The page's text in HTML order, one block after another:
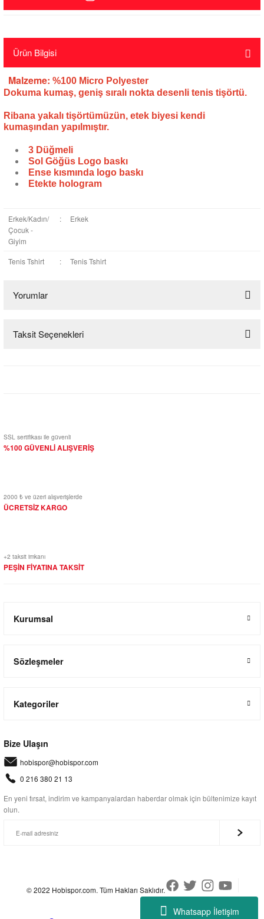
Whatsapp İletişim
Ürün Bilgisi
Malzeme: %100 Micro Polyester
Dokuma kumaş, geniş sıralı nokta desenli tenis tişörtü.
Ribana yakalı tişörtümüzün, etek biyesi kendi
kumaşından yapılmıştır.
3 Düğmeli
Sol Göğüs Logo baskı
Ense kısmında logo baskı
Etekte hologram
Erkek/Kadın/
Çocuk -
Giyim
: Erkek
Tenis Tshirt : Tenis Tshirt
Yorumlar
Bu ürüne ilk yorumu siz yapın!
Taksit Seçenekleri
SSL sertifikası ile güvenli
%100 GÜVENLİ ALIŞVERİŞ
2000 ₺ ve üzeri alışverişlerde
ÜCRETSİZ KARGO
+2 taksit imkanı
PEŞİN FİYATINA TAKSİT
Kurumsal
Sözleşmeler
Kategoriler
Bize Ulaşın
hobispor@hobispor.com
0 216 380 21 13
En yeni fırsat, indirim ve kampanyalardan haberdar olmak için bültenimize kayıt
olun.
© 2022 Hobispor.com. Tüm Hakları Saklıdır.